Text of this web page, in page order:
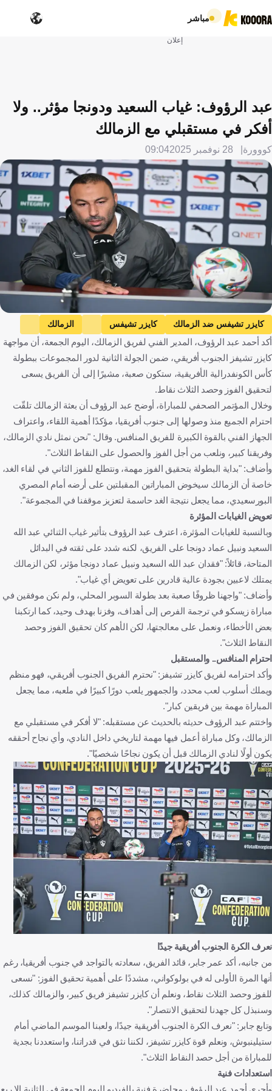
مباشر
إعلان
عبد الرؤوف: غياب السعيد ودونجا مؤثر.. ولا
أفكر في مستقبلي مع الزمالك
كووورة 28 نوفمبر 2025 09:04
كايزر تشيفس ضد الزمالك كايزر تشيفس
الزمالك
كأس الكونفيدرالية الإفريقية
عمر جابر
عبدالله السعيد
نبيل عماد دونجا
مصر كرة قدم
أكد أحمد عبد الرؤوف، المدير الفني لفريق الزمالك، اليوم الجمعة، أن مواجهة
كايزر تشيفز الجنوب أفريقي، ضمن الجولة الثانية لدور المجموعات ببطولة
كأس الكونفدرالية الأفريقية، ستكون صعبة، مشيرًا إلى أن الفريق يسعى
لتحقيق الفوز وحصد الثلاث نقاط.
وخلال المؤتمر الصحفي للمباراة، أوضح عبد الرؤوف أن بعثة الزمالك تلقّت
احترام الجميع منذ وصولها إلى جنوب أفريقيا، مؤكدًا أهمية اللقاء، واعتراف
الجهاز الفني بالقوة الكبيرة للفريق المنافس. وقال: "نحن نمثل نادي الزمالك،
وفريقنا كبير، ونلعب من أجل الفوز والحصول على النقاط الثلاث".
وأضاف: "بداية البطولة بتحقيق الفوز مهمة، ونتطلع للفوز الثاني في لقاء الغد،
خاصة أن الزمالك سيخوض المباراتين المقبلتين على أرضه أمام المصري
البورسعيدي، مما يجعل نتيجة الغد حاسمة لتعزيز موقفنا في المجموعة".
تعويض الغيابات المؤثرة
وبالنسبة للغيابات المؤثرة، اعترف عبد الرؤوف بتأثير غياب الثنائي عبد الله
السعيد ونبيل عماد دونجا على الفريق، لكنه شدد على ثقته في البدائل
المتاحة، قائلاً: "فقدان عبد الله السعيد ونبيل عماد دونجا مؤثر، لكن الزمالك
يمتلك لاعبين بجودة عالية قادرين على تعويض أي غياب".
وأضاف: "واجهنا ظروفًا صعبة بعد بطولة السوبر المحلي، ولم نكن موفقين في
مباراة زيسكو في ترجمة الفرص إلى أهداف، وفزنا بهدف وحيد، كما ارتكبنا
بعض الأخطاء، ونعمل على معالجتها، لكن الأهم كان تحقيق الفوز وحصد
النقاط الثلاث".
احترام المنافس.. والمستقبل
وأكد احترامه لفريق كايزر تشيفز: "نحترم الفريق الجنوب أفريقي، فهو منظم
ويملك أسلوب لعب محدد، والجمهور يلعب دورًا كبيرًا في ملعبه، مما يجعل
المباراة مهمة بين فريقين كبار".
واختتم عبد الرؤوف حديثه بالحديث عن مستقبله: "لا أفكر في مستقبلي مع
الزمالك، وكل مباراة أعمل فيها مهمة لتاريخي داخل النادي، وأي نجاح أحققه
يكون أولًا لنادي الزمالك قبل أن يكون نجاحًا شخصيًا".
نعرف الكرة الجنوب أفريقية جيدًا
من جانبه، أكد عمر جابر، قائد الفريق، سعادته بالتواجد في جنوب أفريقيا، رغم
أنها المرة الأولى له في بولوكواني، مشددًا على أهمية تحقيق الفوز: "نسعى
للفوز وحصد الثلاث نقاط، ونعلم أن كايزر تشيفز فريق كبير، والزمالك كذلك،
وسنبذل كل جهدنا لتحقيق الانتصار".
وتابع جابر: "نعرف الكرة الجنوب أفريقية جيدًا، ولعبنا الموسم الماضي أمام
ستيلينبوش، ونعلم قوة كايزر تشيفز، لكننا نثق في قدراتنا، واستعددنا بجدية
للمباراة من أجل حصد النقاط الثلاث".
استعدادات فنية